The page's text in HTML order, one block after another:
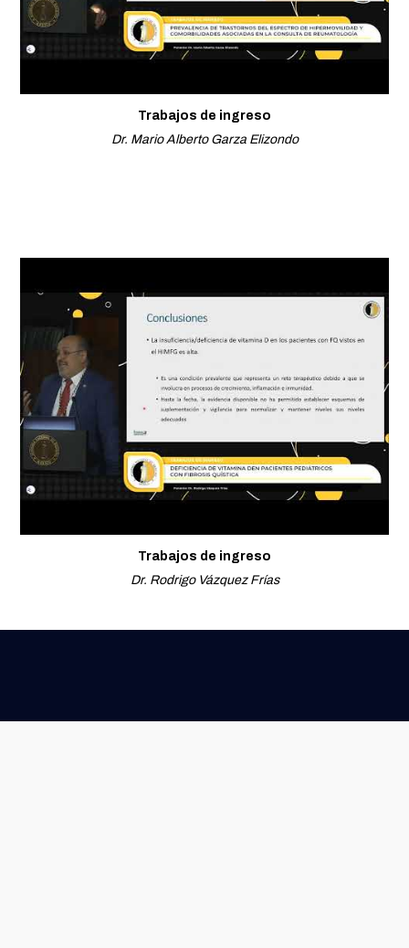
Trabajos de ingreso
Dr. Mario Alberto Garza Elizondo
Trabajos de ingreso
Dr. Rodrigo Vázquez Frías